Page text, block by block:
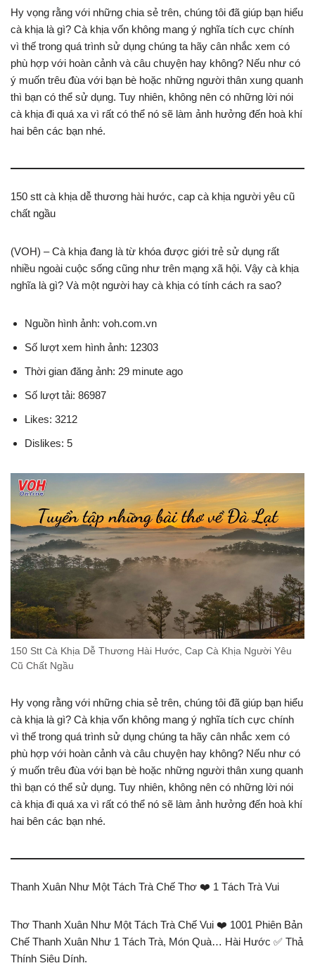
Hy vọng rằng với những chia sẻ trên, chúng tôi đã giúp bạn hiểu
cà khịa là gì? Cà khịa vốn không mang ý nghĩa tích cực chính
vì thế trong quá trình sử dụng chúng ta hãy cân nhắc xem có
phù hợp với hoàn cảnh và câu chuyện hay không? Nếu như có
ý muốn trêu đùa với bạn bè hoặc những người thân xung quanh
thì bạn có thể sử dụng. Tuy nhiên, không nên có những lời nói
cà khịa đi quá xa vì rất có thể nó sẽ làm ảnh hưởng đến hoà khí
hai bên các bạn nhé.
150 stt cà khịa dễ thương hài hước, cap cà khịa người yêu cũ
chất ngầu
(VOH) – Cà khịa đang là từ khóa được giới trẻ sử dụng rất
nhiều ngoài cuộc sống cũng như trên mạng xã hội. Vậy cà khịa
nghĩa là gì? Và một người hay cà khịa có tính cách ra sao?
Nguồn hình ảnh: voh.com.vn
Số lượt xem hình ảnh: 12303
Thời gian đăng ảnh: 29 minute ago
Số lượt tải: 86987
Likes: 3212
Dislikes: 5
150 Stt Cà Khịa Dễ Thương Hài Hước, Cap Cà Khịa Người Yêu
Cũ Chất Ngầu
Hy vọng rằng với những chia sẻ trên, chúng tôi đã giúp bạn hiểu
cà khịa là gì? Cà khịa vốn không mang ý nghĩa tích cực chính
vì thế trong quá trình sử dụng chúng ta hãy cân nhắc xem có
phù hợp với hoàn cảnh và câu chuyện hay không? Nếu như có
ý muốn trêu đùa với bạn bè hoặc những người thân xung quanh
thì bạn có thể sử dụng. Tuy nhiên, không nên có những lời nói
cà khịa đi quá xa vì rất có thể nó sẽ làm ảnh hưởng đến hoà khí
hai bên các bạn nhé.
Thanh Xuân Như Một Tách Trà Chế Thơ ❤️️ 1 Tách Trà Vui
Thơ Thanh Xuân Như Một Tách Trà Chế Vui ❤️️ 1001 Phiên Bản
Chế Thanh Xuân Như 1 Tách Trà, Món Quà… Hài Hước ✅ Thả
Thính Siêu Dính.